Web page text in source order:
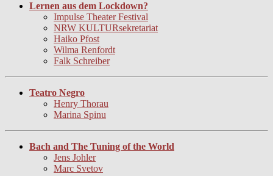
Lernen aus dem Lockdown?
Impulse Theater Festival
NRW KULTURsekretariat
Haiko Pfost
Wilma Renfordt
Falk Schreiber
Teatro Negro
Henry Thorau
Marina Spinu
Bach and The Tuning of the World
Jens Johler
Marc Svetov